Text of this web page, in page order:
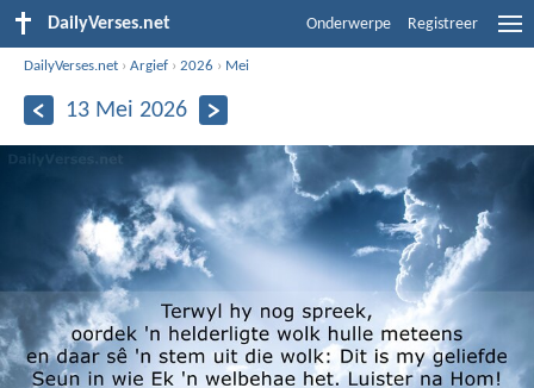
DailyVerses.net Onderwerpe Registreer
DailyVerses.net ›Argief ›2026 › Mei
13 Mei 2026